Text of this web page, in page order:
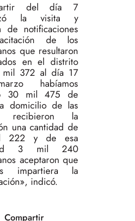
del día 7
la visita y
de notificaciones
de los
que resultaron
en el distrito
372 al día 17
habíamos
30 mil 475 de
domicilio de las
recibieron la
una cantidad de
222 y de esa
3 mil 240
aceptaron que
impartiera la
indicó.
Compartir